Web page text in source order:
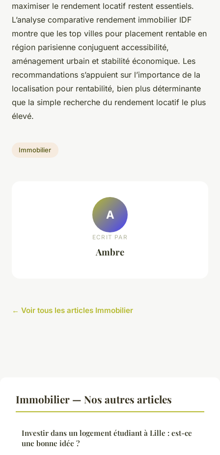
maximiser le rendement locatif restent essentiels.
L’analyse comparative rendement immobilier IDF
montre que les top villes pour placement rentable en
région parisienne conjuguent accessibilité,
aménagement urbain et stabilité économique. Les
recommandations s’appuient sur l’importance de la
localisation pour rentabilité, bien plus déterminante
que la simple recherche du rendement locatif le plus
élevé.
Immobilier
A
ECRIT PAR
Ambre
← Voir tous les articles Immobilier
Immobilier — Nos autres articles
Investir dans un logement étudiant à Lille : est-ce
une bonne idée ?